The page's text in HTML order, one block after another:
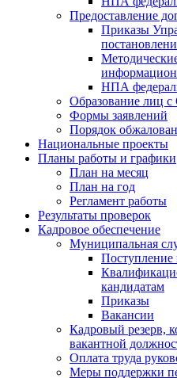
Предоставление
Приказы
НПА
Образование лиц
Формы заявлений
Порядок
Национальные проекты
Планы работы и графики
План на месяц
План на год
Регламент работы
Результаты проверок
Кадровое обеспечение
Муниципальная
кандидатам
Приказы
Вакансии
Кадровый резерв,
вакантной
Оплата труда
Меры поддержки